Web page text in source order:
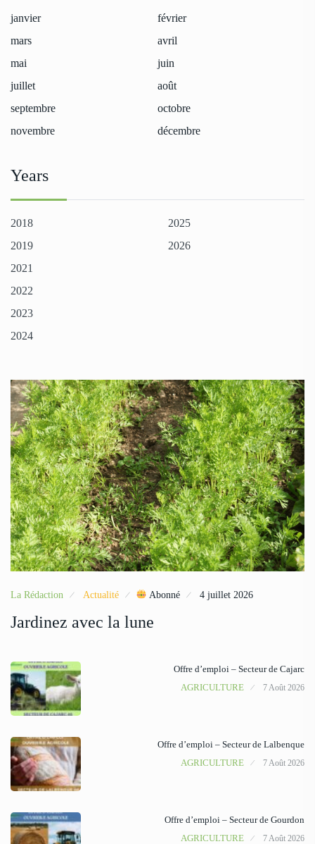
janvier
février
mars
avril
mai
juin
juillet
août
septembre
octobre
novembre
décembre
Years
2018
2019
2021
2022
2023
2024
2025
2026
La Rédaction Actualité Abonné 4 juillet 2026
Jardinez avec la lune
Offre d’emploi – Secteur de Cajarc
AGRICULTURE
7 Août 2026
Offre d’emploi – Secteur de Lalbenque
AGRICULTURE
7 Août 2026
Offre d’emploi – Secteur de Gourdon
AGRICULTURE
7 Août 2026